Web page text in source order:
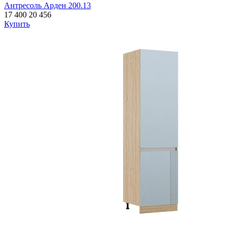
Антресоль Арден 200.13
17 400 20 456
Купить